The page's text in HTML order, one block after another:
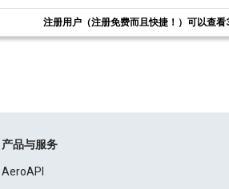
注册用户（注册免费而且快捷！）可以查
产品与服务
AeroAPI